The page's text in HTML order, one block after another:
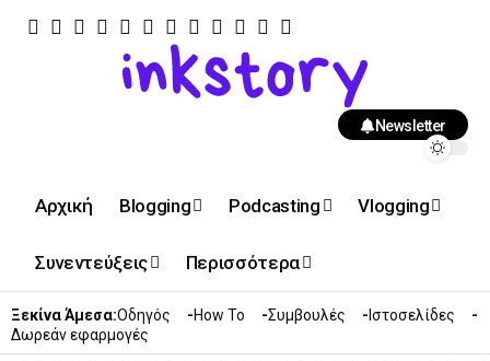
Newsletter
Αρχική Blogging Podcasting Vlogging
Συνεντεύξεις Περισσότερα
Ξεκίνα Άμεσα:Οδηγός How To Συμβουλές
Ιστοσελίδες
Δωρεάν εφαρμογές